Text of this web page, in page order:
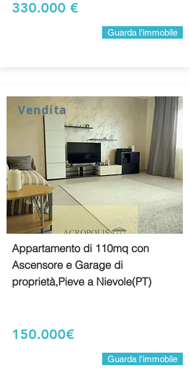
330.000 €
Guarda l'immobile
Vendita
Appartamento di 110mq con
Ascensore e Garage di
proprietà,Pieve a Nievole(PT)
150.000€
Guarda l'immobile